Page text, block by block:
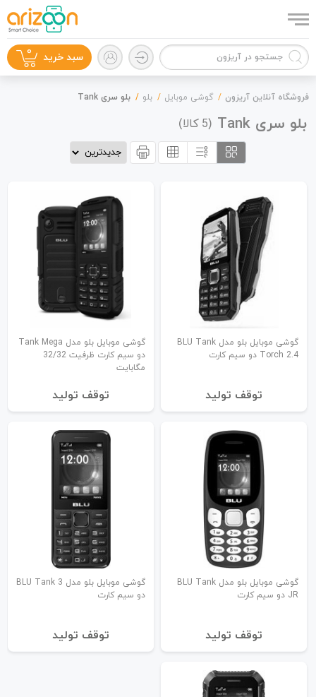
لوازم جانبی
سبد خرید 0
فروشگاه آنلاین آریزون گوشی موبایل بلو بلو سری Tank
بلو سری Tank (
5 کالا)
گوشی موبایل بلو مدل BLU Tank
Torch 2.4 دو سیم کارت
توقف تولید
گوشی موبایل بلو مدل Tank Mega
دو سیم کارت ظرفیت 32/32
مگابایت
توقف تولید
گوشی موبایل بلو مدل BLU Tank
JR دو سیم کارت
توقف تولید
گوشی موبایل بلو مدل BLU Tank 3
دو سیم کارت
توقف تولید